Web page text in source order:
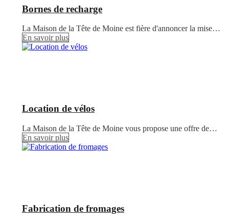
Bornes de recharge
La Maison de la Tête de Moine est fière d'annoncer la mise…
En savoir plus
Location de vélos
La Maison de la Tête de Moine vous propose une offre de…
En savoir plus
Fabrication de fromages